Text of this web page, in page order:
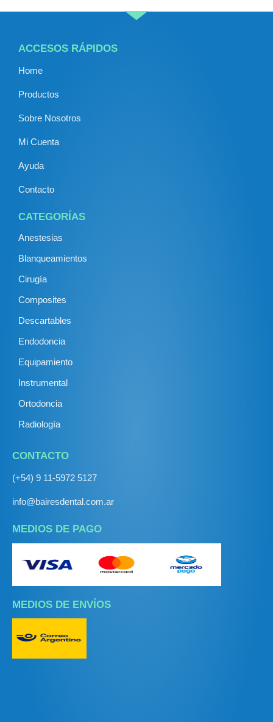
ACCESOS RÁPIDOS
Home
Productos
Sobre Nosotros
Mi Cuenta
Ayuda
Contacto
CATEGORÍAS
Anestesias
Blanqueamientos
Cirugía
Composites
Descartables
Endodoncia
Equipamiento
Instrumental
Ortodoncia
Radiología
CONTACTO
(+54) 9 11-5972 5127
info@bairesdental.com.ar
MEDIOS DE PAGO
MEDIOS DE ENVÍOS